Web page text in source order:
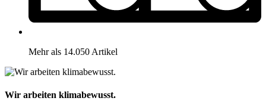
Mehr als 14.050 Artikel
Wir arbeiten klimabewusst.